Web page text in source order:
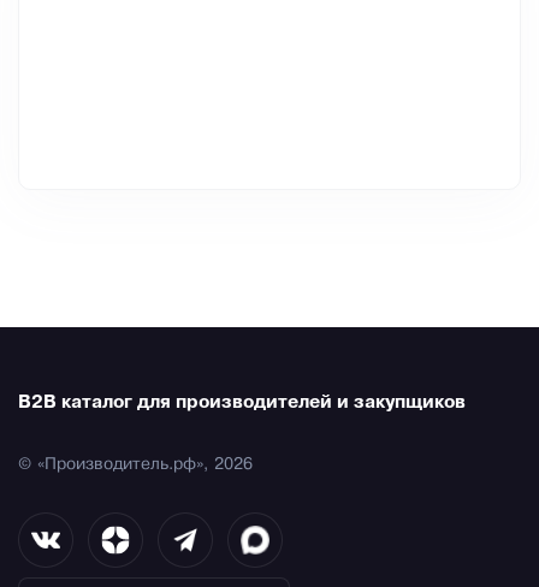
B2B каталог для производителей и закупщиков
© «Производитель.рф», 2026